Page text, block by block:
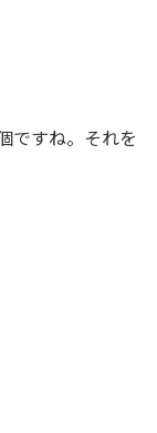
ですね。それを